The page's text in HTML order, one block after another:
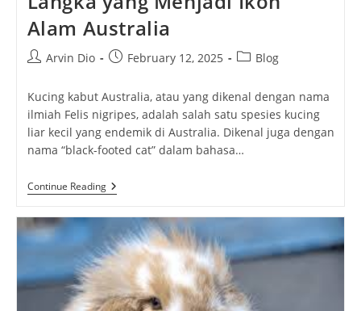
Alam Australia
PostArvin Dio
PostFebruary 12, 2025
PostBlog
Kucing kabut Australia, atau yang dikenal dengan nama
ilmiah Felis nigripes, adalah salah satu spesies kucing
liar kecil yang endemik di Australia. Dikenal juga dengan
nama “black-footed cat” dalam bahasa…
Continue ReadingKucing
Kabut
Spesies
Langka
Yang
Menjadi
Ikon
Alam
Australia